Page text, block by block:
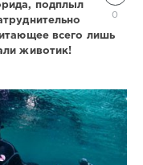
0
подплыл
всего лишь
животик!